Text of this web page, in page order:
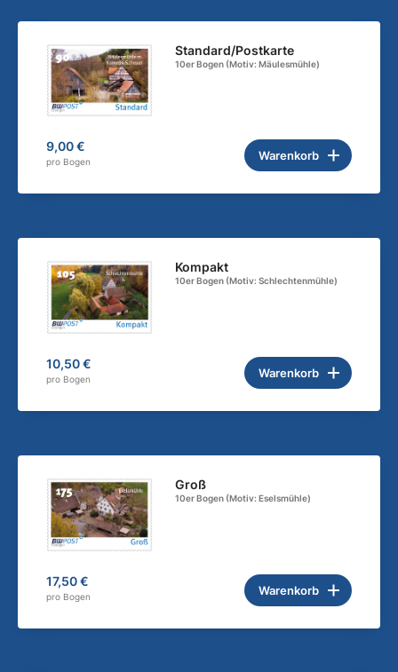
Standard/Postkarte
10er Bogen (Motiv: Mäulesmühle)
9,00 €
pro Bogen Warenkorb
Kompakt
10er Bogen (Motiv: Schlechtenmühle)
10,50 €
pro Bogen Warenkorb
Groß
10er Bogen (Motiv: Eselsmühle)
17,50 €
pro Bogen Warenkorb